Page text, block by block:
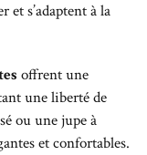
et s’adaptent à la
offrent une
une liberté de
ou une jupe à
et confortables.